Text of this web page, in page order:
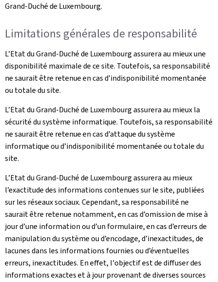
Grand-Duché de Luxembourg.
Limitations générales de responsabilité
L’Etat du Grand-Duché de Luxembourg assurera au mieux une
disponibilité maximale de ce site. Toutefois, sa responsabilité
ne saurait être retenue en cas d’indisponibilité momentanée
ou totale du site.
L’Etat du Grand-Duché de Luxembourg assurera au mieux la
sécurité du système informatique. Toutefois, sa responsabilité
ne saurait être retenue en cas d’attaque du système
informatique ou d’indisponibilité momentanée ou totale du
site.
L’Etat du Grand-Duché de Luxembourg assurera au mieux
l’exactitude des informations contenues sur le site, publiées
sur les réseaux sociaux. Cependant, sa responsabilité ne
saurait être retenue notamment, en cas d’omission de mise à
jour d’une information ou d’un formulaire, en cas d’erreurs de
manipulation du système ou d’encodage, d’inexactitudes, de
lacunes dans les informations fournies ou d’éventuelles
erreurs, inexactitudes. En effet, l'objectif est de diffuser des
informations exactes et à jour provenant de diverses sources